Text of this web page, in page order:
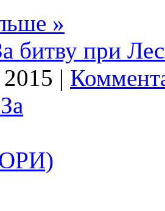
»
битву при
|